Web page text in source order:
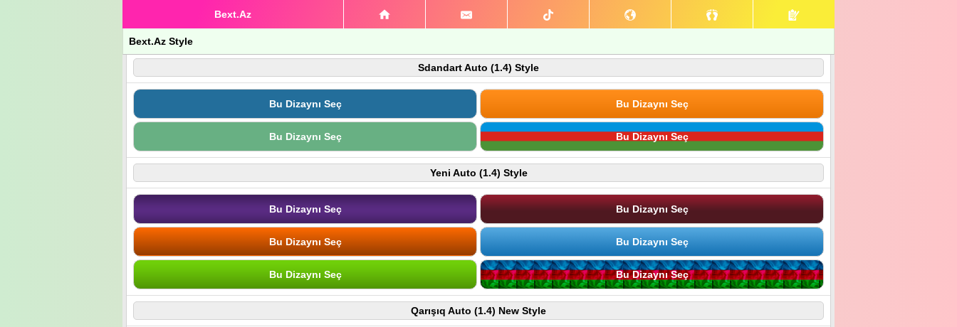
Bext.Az
Bext.Az Style
Sdandart Auto (1.4) Style
Bu Dizaynı Seç Bu Dizaynı Seç
Bu Dizaynı Seç Bu Dizaynı Seç
Yeni Auto (1.4) Style
Bu Dizaynı Seç Bu Dizaynı Seç
Bu Dizaynı Seç Bu Dizaynı Seç
Bu Dizaynı Seç Bu Dizaynı Seç
Qarışıq Auto (1.4) New Style